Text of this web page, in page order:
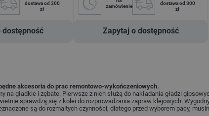
dostawa od 300
zł
dostępność
zamówienie
dostawa od 300
zł
Zapytaj o dostępność
akcesoria do prac remontowo-wykończeniowych.
na gładkie i zębate. Pierwsze z nich służą do nakładania gładzi
sprawdzą się z kolei do rozprowadzania zapraw klejowych.
są do rozmaitych czynności, dlatego przed wyborem pacy,